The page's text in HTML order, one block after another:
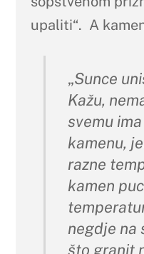
upaliti“. A
„Sunce
Kažu,
svemu
kamenu,
razne
kamen
negdje na
što granit